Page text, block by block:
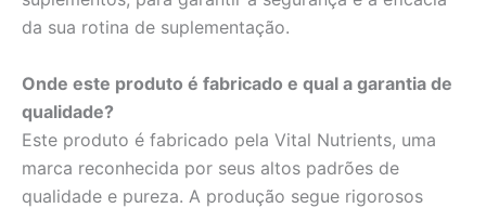
da sua rotina de suplementação.
Onde este produto é fabricado e qual a garantia de
qualidade?
Este produto é fabricado pela Vital Nutrients, uma
marca reconhecida por seus altos padrões de
qualidade e pureza. A produção segue rigorosos